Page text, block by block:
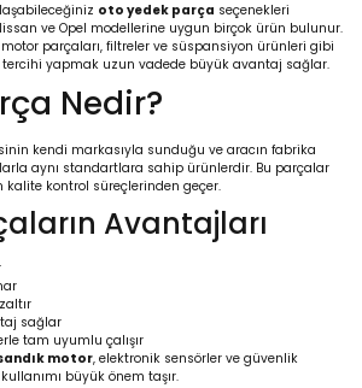
oto yedek parça seçenekleri
ve Opel modellerine uygun birçok ürün bulunur.
parçaları, filtreler ve süspansiyon ürünleri gibi
yapmak uzun vadede büyük avantaj sağlar.
Nedir?
kendi markasıyla sunduğu ve aracın fabrika
aynı standartlara sahip ürünlerdir. Bu parçalar
kontrol süreçlerinden geçer.
Avantajları
sağlar
tam uyumlu çalışır
motor, elektronik sensörler ve güvenlik
büyük önem taşır.